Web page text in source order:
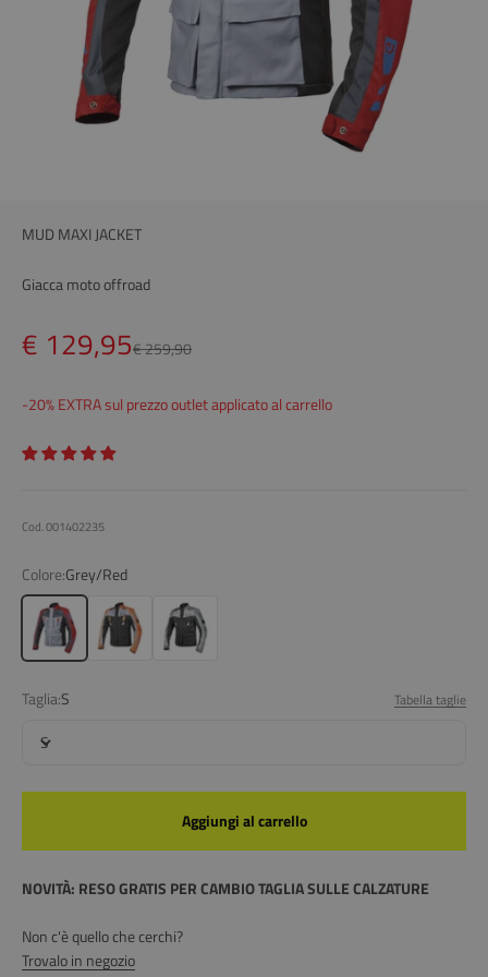
MUD MAXI JACKET
Giacca moto offroad
Prezzo scontato
€ 129,95Prezzo
€ 259,90
-20% EXTRA sul prezzo outlet applicato al carrello
Cod. 001402235
Colore:Grey/Red
Grey/Red
Black/OrangeBlack/Grey
Taglia:S Tabella taglie
S
Aggiungi al carrello
NOVITÀ: RESO GRATIS PER CAMBIO TAGLIA SULLE CALZATURE
Non c'è quello che cerchi?
Trovalo in negozio